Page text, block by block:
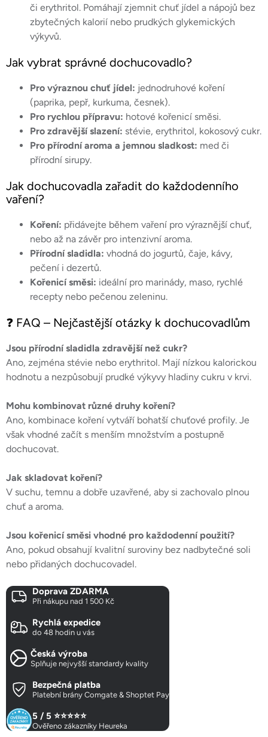
či erythritol. Pomáhají zjemnit chuť jídel a nápojů bez
zbytečných kalorií nebo prudkých glykemických
výkyvů.
Jak vybrat správné dochucovadlo?
Pro výraznou chuť jídel: jednodruhové koření
(paprika, pepř, kurkuma, česnek).
Pro rychlou přípravu: hotové kořenicí směsi.
Pro zdravější slazení: stévie, erythritol, kokosový cukr.
Pro přírodní aroma a jemnou sladkost: med či
přírodní sirupy.
Jak dochucovadla zařadit do každodenního
vaření?
Koření: přidávejte během vaření pro výraznější chuť,
nebo až na závěr pro intenzivní aroma.
Přírodní sladidla: vhodná do jogurtů, čaje, kávy,
pečení i dezertů.
Kořenicí směsi: ideální pro marinády, maso, rychlé
recepty nebo pečenou zeleninu.
❓ FAQ – Nejčastější otázky k dochucovadlům
Jsou přírodní sladidla zdravější než cukr?
Ano, zejména stévie nebo erythritol. Mají nízkou kalorickou
hodnotu a nezpůsobují prudké výkyvy hladiny cukru v krvi.
Mohu kombinovat různé druhy koření?
Ano, kombinace koření vytváří bohatší chuťové profily. Je
však vhodné začít s menším množstvím a postupně
dochucovat.
Jak skladovat koření?
V suchu, temnu a dobře uzavřené, aby si zachovalo plnou
chuť a aroma.
Jsou kořenicí směsi vhodné pro každodenní použití?
Ano, pokud obsahují kvalitní suroviny bez nadbytečné soli
nebo přidaných dochucovadel.
Doprava ZDARMA
Při nákupu nad 1 500 Kč
Rychlá expedice
do 48 hodin u vás
Česká výroba
Splňuje nejvyšší standardy kvality
Bezpečná platba
Platební brány Comgate & Shoptet Pay
5 / 5 ⭐⭐⭐⭐⭐
Ověřeno zákazníky Heureka